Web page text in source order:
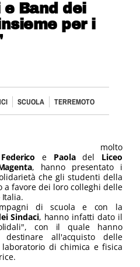
Band dei
per i
SCUOLA TERREMOTO
Federicoe Paoladel Liceo
, hanno presentato i
che gli studenti della
a favore dei loro colleghi delle
di scuola e con la
Sindaci, hanno infatti dato il
con il quale hanno
all'acquisto delle
di chimica e fisica